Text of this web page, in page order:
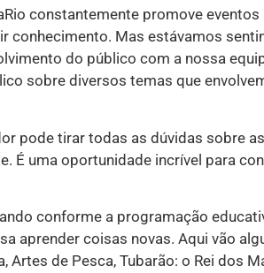
constantemente promove
conhecimento. Mas estávamos
do público com a nossa
sobre diversos temas que
pode tirar todas as dúvidas sobre
É uma oportunidade incrível para
conforme a programação
aprender coisas novas. Aqui vão
Artes de Pesca, Tubarão: o Rei dos